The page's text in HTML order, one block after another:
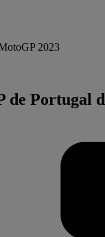
2023
de Portugal